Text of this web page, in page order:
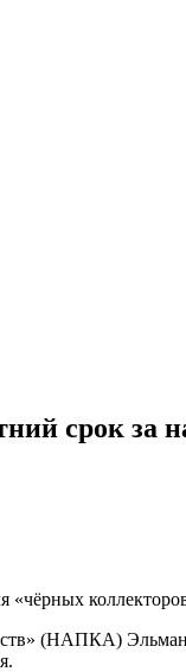
срок за
«чёрных
(НАПКА)